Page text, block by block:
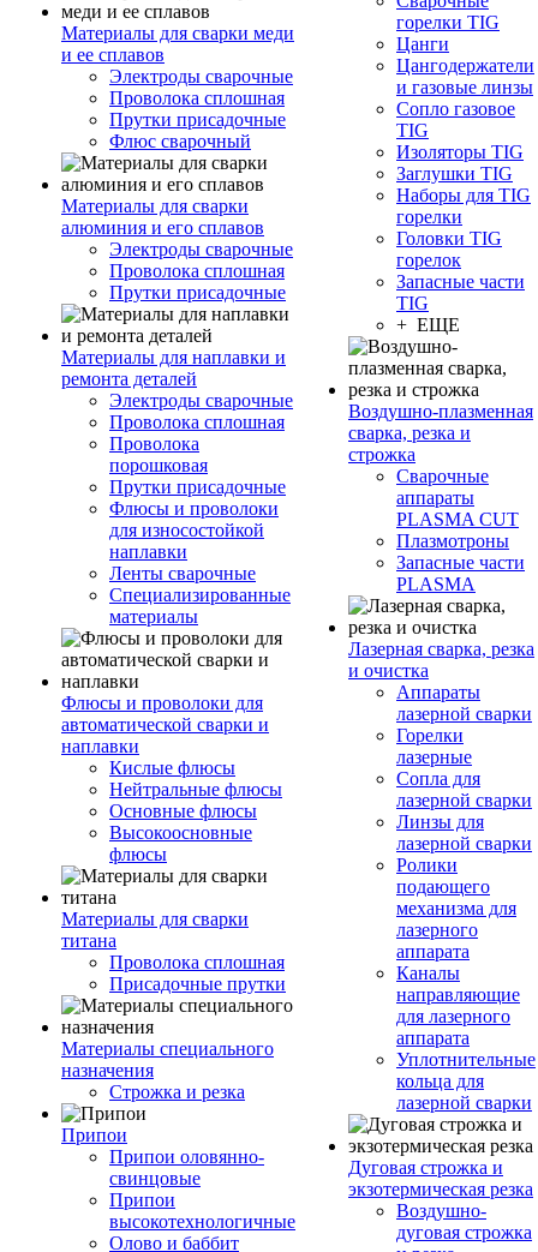
Материалы для сварки меди
и ее сплавов
Электроды сварочные
Проволока сплошная
Прутки присадочные
Флюс сварочный
Материалы для сварки
алюминия и его сплавов
Электроды сварочные
Проволока сплошная
Прутки присадочные
Материалы для наплавки и
ремонта деталей
Электроды сварочные
Проволока сплошная
Проволока
порошковая
Прутки присадочные
Флюсы и проволоки
для износостойкой
наплавки
Ленты сварочные
Специализированные
материалы
Флюсы и проволоки для
автоматической сварки и
наплавки
Кислые флюсы
Нейтральные флюсы
Основные флюсы
Высокоосновные
флюсы
Материалы для сварки
титана
Проволока сплошная
Присадочные прутки
Материалы специального
назначения
Строжка и резка
Припои
Припои оловянно-
свинцовые
Припои
высокотехнологичные
Олово и баббит
горелки TIG
Цанги
Цангодержатели
и газовые линзы
Сопло газовое
TIG
Изоляторы TIG
Заглушки TIG
Наборы для TIG
горелки
Головки TIG
горелок
Запасные части
TIG
+ ЕЩЕ
Воздушно-плазменная
сварка, резка и
строжка
Сварочные
аппараты
PLASMA CUT
Плазмотроны
Запасные части
PLASMA
Лазерная сварка, резка
и очистка
Аппараты
лазерной сварки
Горелки
лазерные
Сопла для
лазерной сварки
Линзы для
лазерной сварки
Ролики
подающего
механизма для
лазерного
аппарата
Каналы
направляющие
для лазерного
аппарата
Уплотнительные
кольца для
лазерной сварки
Дуговая строжка и
экзотермическая резка
Воздушно-
дуговая строжка